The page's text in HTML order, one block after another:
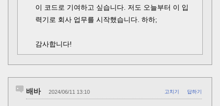
이 코드로 기여하고 싶습니다. 저도 오늘부터 이 입
력기로 회사 업무를 시작했습니다. 하하;
감사합니다!
배바 2024/06/11 13:10 고치기 답하기